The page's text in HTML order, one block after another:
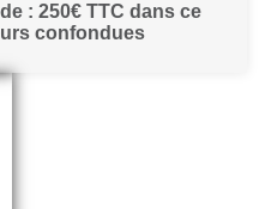
: 250€ TTC dans ce
confondues